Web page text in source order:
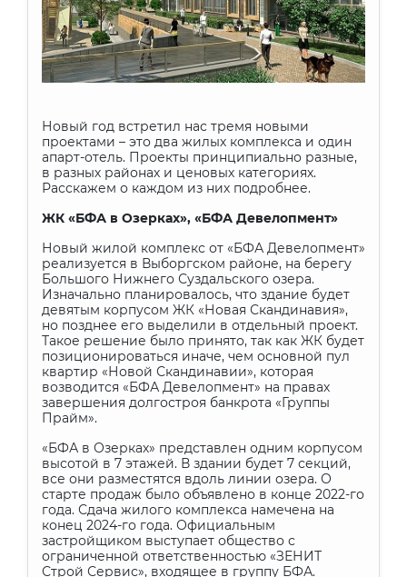
Новый год встретил нас тремя новыми
проектами – это два жилых комплекса и один
апарт-отель. Проекты принципиально разные,
в разных районах и ценовых категориях.
Расскажем о каждом из них подробнее.
ЖК «БФА в Озерках», «БФА Девелопмент»
Новый жилой комплекс от «БФА Девелопмент»
реализуется в Выборгском районе, на берегу
Большого Нижнего Суздальского озера.
Изначально планировалось, что здание будет
девятым корпусом ЖК «Новая Скандинавия»,
но позднее его выделили в отдельный проект.
Такое решение было принято, так как ЖК будет
позиционироваться иначе, чем основной пул
квартир «Новой Скандинавии», которая
возводится «БФА Девелопмент» на правах
завершения долгостроя банкрота «Группы
Прайм».
«БФА в Озерках» представлен одним корпусом
высотой в 7 этажей. В здании будет 7 секций,
все они разместятся вдоль линии озера. О
старте продаж было объявлено в конце 2022-го
года. Сдача жилого комплекса намечена на
конец 2024-го года. Официальным
застройщиком выступает общество с
ограниченной ответственностью «ЗЕНИТ
Строй Сервис», входящее в группу БФА.